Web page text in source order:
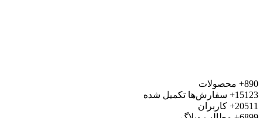
محصولات
سفارش‌ها تکمیل شده
کاربران